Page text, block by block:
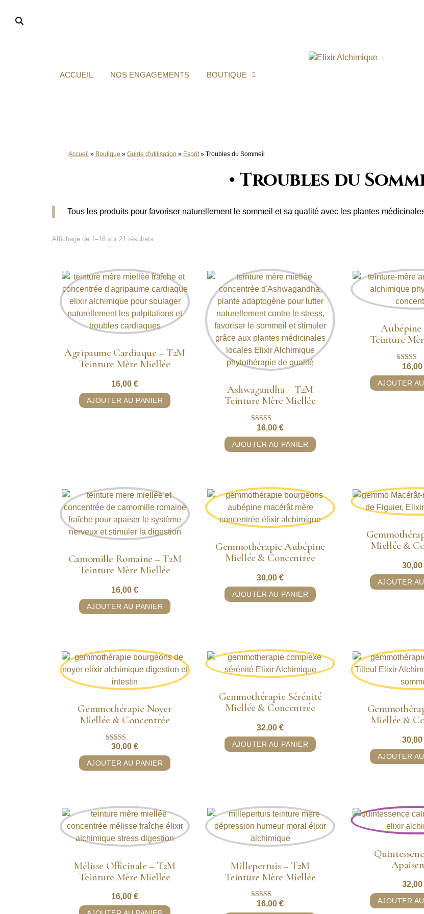
ACCUEIL NOS ENGAGEMENTS BOUTIQUE
Accueil » Boutique »Guide d'utilisation » Esprit»Troubles du Sommeil
Troubles du
Tous les produits pour favoriser naturellement le sommeil et sa qualité avec les plantes
Affichage de 1–16 sur 21 résultats
Agripaume Cardiaque – T2M
Teinture Mère Miellée
16,00 €
AJOUTER AU PANIER
Ashwagandha – T2M
Teinture Mère Miellée
Note
5.00
sur 5
16,00 €
AJOUTER AU PANIER
Aubépine
Teinture
Note
5.00
sur 5
16,00
AJOUTER
Camomille Romaine – T2M
Teinture Mère Miellée
16,00 €
AJOUTER AU PANIER
Gemmothérapie Aubépine
Miellée & Concentrée
30,00 €
AJOUTER AU PANIER
Miellée &
30,00
AJOUTER
Gemmothérapie Noyer
Miellée & Concentrée
Note
5.00
sur 5
30,00 €
AJOUTER AU PANIER
Gemmothérapie Sérénité
Miellée & Concentrée
32,00 €
AJOUTER AU PANIER
Miellée &
30,00
AJOUTER
Mélisse Officinale – T2M
Teinture Mère Miellée
16,00 €
Millepertuis – T2M
Teinture Mère Miellée
Note
5.00
16,00 €
32,00
AJOUTER